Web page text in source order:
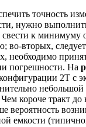
точность
нужно
свести к
во-вторых,
необходимо
погрешности. На
2T с
короче тракт до
вероятность
емкости